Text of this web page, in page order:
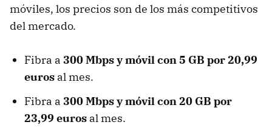
móviles, los precios son de los más competitivos
del mercado.
Fibra a 300 Mbps y móvil con 5 GB por 20,99
euros al mes.
Fibra a 300 Mbps y móvil con 20 GB por
23,99 euros al mes.